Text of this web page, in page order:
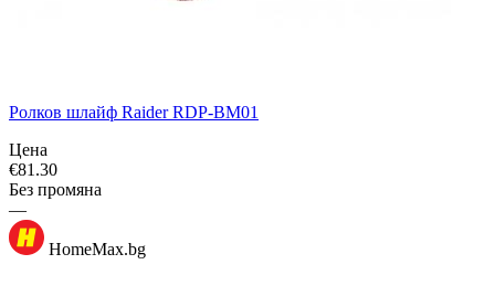
Ролков шлайф Raider RDP-BM01
Цена
€81.30
Без промяна
—
HomeMax.bg